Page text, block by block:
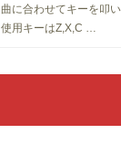
曲に合わせてキーを叩
使用キーはZ,X,C …